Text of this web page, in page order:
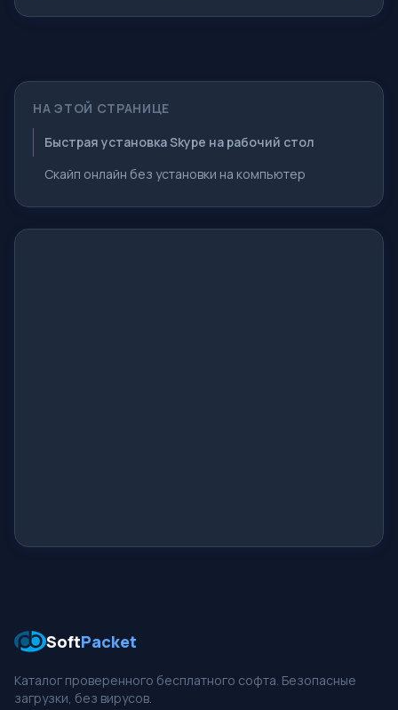
НА ЭТОЙ СТРАНИЦЕ
Быстрая установка Skype на рабочий стол
Скайп онлайн без установки на компьютер
SoftPacket
Каталог проверенного бесплатного софта. Безопасные
загрузки, без вирусов.